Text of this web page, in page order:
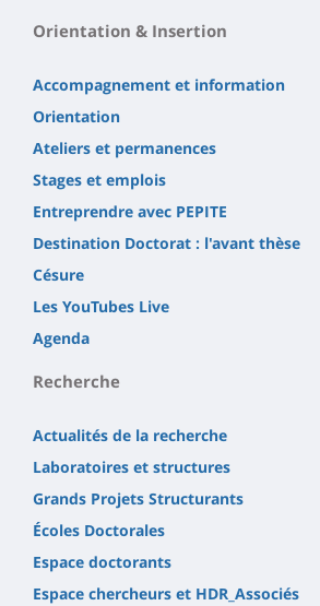
Orientation & Insertion
Accompagnement et information
Orientation
Ateliers et permanences
Stages et emplois
Entreprendre avec PEPITE
Destination Doctorat : l'avant thèse
Césure
Les YouTubes Live
Agenda
Recherche
Actualités de la recherche
Laboratoires et structures
Grands Projets Structurants
Écoles Doctorales
Espace doctorants
Espace chercheurs et HDR_Associés